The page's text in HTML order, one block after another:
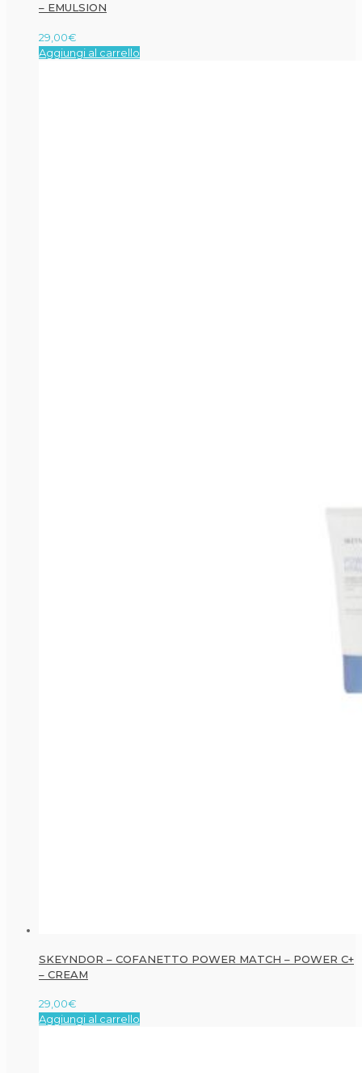
– EMULSION
29,00€
Aggiungi al carrello
SKEYNDOR – COFANETTO POWER MATCH – POWER C+
– CREAM
29,00€
Aggiungi al carrello